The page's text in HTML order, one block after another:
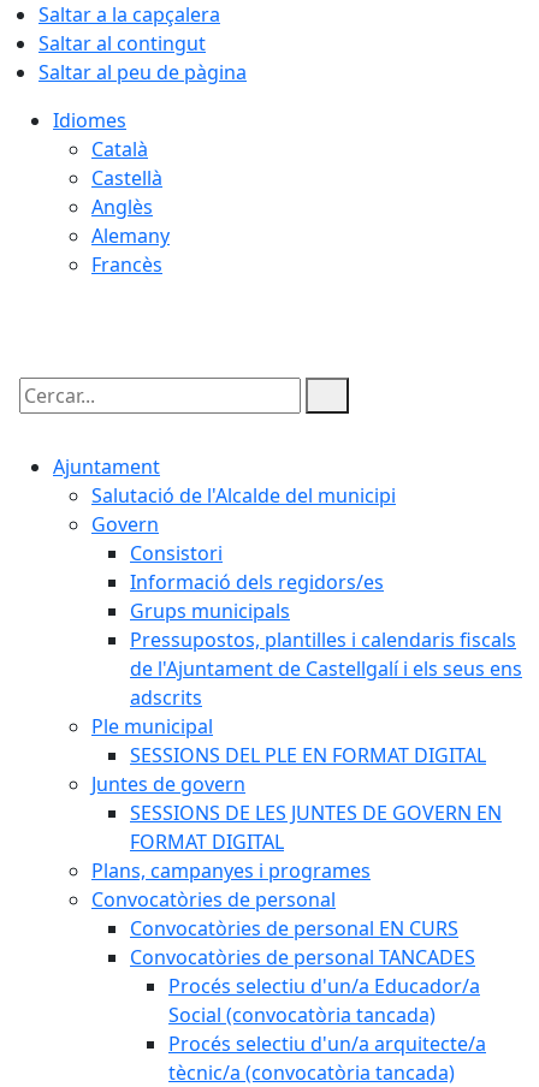
Saltar a la capçalera
Saltar al contingut
Saltar al peu de pàgina
Idiomes
Català
Castellà
Anglès
Alemany
Francès
Cercar:
Ajuntament
Salutació de l'Alcalde del municipi
Govern
Consistori
Informació dels regidors/es
Grups municipals
Pressupostos, plantilles i calendaris fiscals
de l'Ajuntament de Castellgalí i els seus ens
adscrits
Ple municipal
SESSIONS DEL PLE EN FORMAT DIGITAL
Juntes de govern
SESSIONS DE LES JUNTES DE GOVERN EN
FORMAT DIGITAL
Plans, campanyes i programes
Convocatòries de personal
Convocatòries de personal EN CURS
Convocatòries de personal TANCADES
Procés selectiu d'un/a Educador/a
Social (convocatòria tancada)
Procés selectiu d'un/a arquitecte/a
tècnic/a (convocatòria tancada)